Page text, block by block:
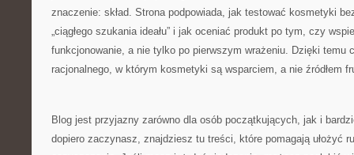
znaczenie: skład. Strona podpowiada, jak testować kosmetyki
„ciągłego szukania ideału” i jak oceniać produkt po tym, czy
funkcjonowanie, a nie tylko po pierwszym wrażeniu. Dzięki temu
racjonalnego, w którym kosmetyki są wsparciem, a nie źródłem
Blog jest przyjazny zarówno dla osób początkujących, jak i
dopiero zaczynasz, znajdziesz tu treści, które pomagają ułożyć